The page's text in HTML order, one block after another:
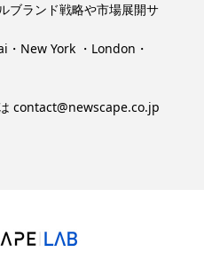
ブランド戦略や市場展開サ
・New York ・London・
contact@newscape.co.jp